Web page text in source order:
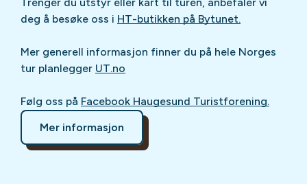
deg å besøke oss i HT-butikken på Bytunet.
Mer generell informasjon finner du på hele Norges
tur planlegger UT.no
Følg oss på Facebook Haugesund Turistforening.
Mer informasjon